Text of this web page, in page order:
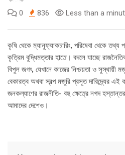
0 836 Less than a
কৃষি থেকে ম্যানুফ্যাকচারিং, পরিষেবা থেকে
কৃত্রিম বুদ্ধিমত্তার হাতে। বদলে যাচ্ছে
বিপুল জগৎ, যেখানে কাজের নিশ্চয়তা ও
বেকারত্ব অথবা স্বল্প মজুরি প্রসূত দারিদ্র্যের
জনকল্যাণের রাজনীতি- বহু ক্ষেত্রে নগদ
আমাদের দেশেও।